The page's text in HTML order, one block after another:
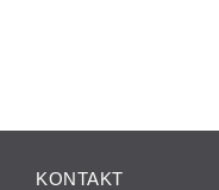
KONTAKT